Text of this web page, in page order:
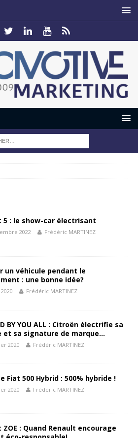
5 : le show-car électrisant
2022 Frédéric MARTINEZ
un véhicule pendant le
: une bonne idée?
Frédéric MARTINEZ
BY YOU ALL : Citroën électrifie sa
et sa signature de marque…
2020 Frédéric MARTINEZ
Fiat 500 Hybrid : 500% hybride !
2020 Frédéric MARTINEZ
ZOE : Quand Renault encourage